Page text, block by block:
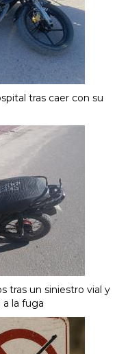
tras caer con su
tras un siniestro vial y
la fuga